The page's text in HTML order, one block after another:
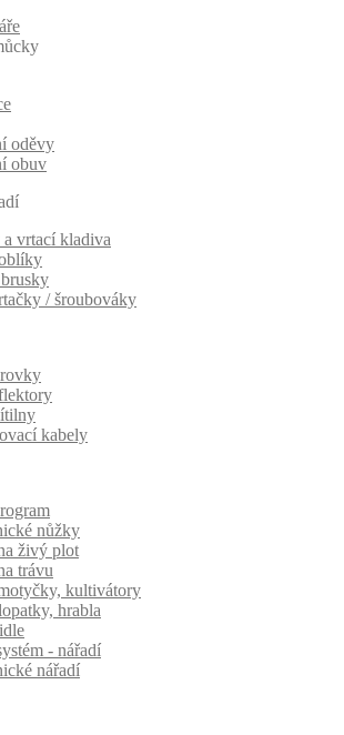
oděvy
obuv
vrtací kladiva
/ šroubováky
kabely
nůžky
živý plot
trávu
kultivátory
hrabla
- nářadí
nářadí